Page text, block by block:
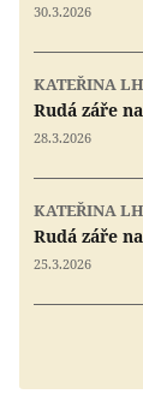
30.3.2026
KATEŘINA
Rudá záře
28.3.2026
KATEŘINA
Rudá záře
25.3.2026